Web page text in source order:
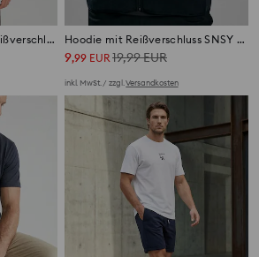
Kapuzenpullover mit Reißverschluss und Taschen Hoodie mit Reißverschluss SNSY PERFORMANCE
9,99 EUR19,99EUR
inkl. MwSt. / zzgl.Versandkosten